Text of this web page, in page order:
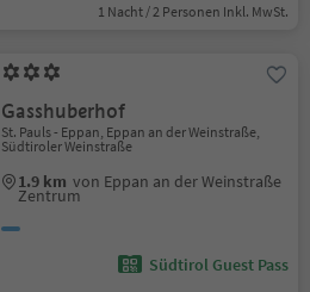
1 Nacht / 2 Personen Inkl. MwSt.
Gasshuberhof
St. Pauls - Eppan, Eppan an der Weinstraße,
Südtiroler Weinstraße
1.9 km von Eppan an der Weinstraße
Zentrum
Südtirol Guest Pass